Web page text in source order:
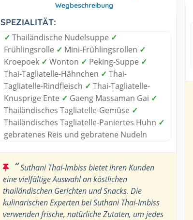
Wegbeschreibung
SPEZIALITÄT:
✓ Thailändische Nudelsuppe ✓
Frühlingsrolle ✓ Mini-Frühlingsrollen ✓
Kroepoek ✓ Wonton ✓ Peking-Suppe ✓
Thai-Tagliatelle-Hähnchen ✓ Thai-
Tagliatelle-Rindfleisch ✓ Thai-Tagliatelle-
Knusprige Ente ✓ Gaeng Massaman Gai ✓
Thailändisches Tagliatelle-Gemüse ✓
Thailändisches Tagliatelle-Paniertes Huhn ✓
gebratenes Reis und gebratene Nudeln
“Suthani Thai-Imbiss bietet ihren Kunden
eine vielfältige Auswahl an köstlichen
thailändischen Gerichten und Snacks. Die
kulinarischen Experten bei Suthani Thai-Imbiss
verwenden frische, natürliche Zutaten, um jedes